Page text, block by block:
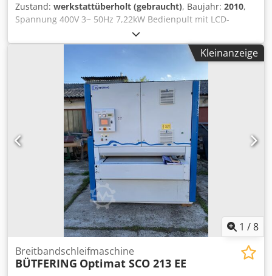
Zustand: werkstattüberholt (gebraucht), Baujahr: 2010,
Spannung 400V 3~ 50Hz 7,22kW Bedienpult mit LCD-
Anzeige und Tastenfeld Fügeaggregat mit 2 gegenläufigen
Diamantfräsern Eckenrundungsgerät für Stirnkanten
Dkodpfxoyf I T Uj Afwsr manuelle Aggregatverstellung
Kantenstärke 0,4-5,0 mm (optional 8 mm) Werkstückhöhe
8-60mm Vorschubgeschwindigkeit 11 m/min 3 Freiplätze
für Finishaggregate Kantenzuführung für Rollen- und
Streifenmaterial Ziehklinge
Kleinanzeige
1 /8
Breitbandschleifmaschine
BÜTFERING Optimat SCO 213 EE